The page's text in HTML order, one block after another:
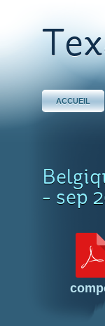
ACCUEIL
- sep